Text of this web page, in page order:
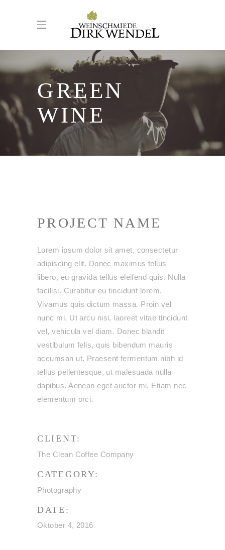
GREEN
WINE
PROJECT NAME
Lorem ipsum dolor sit amet, consectetur
adipiscing elit. Donec maximus tellus
libero, eu gravida tellus eleifend quis. Nulla
facilisi. Curabitur eu tincidunt lorem.
Vivamus quis dictum massa. Proin vel
nunc mi. Ut arcu nisi, laoreet vitae tincidunt
vel, vehicula vel diam. Donec blandit
vestibulum felis, quis bibendum mauris
accumsan ut. Praesent fermentum nibh id
tellus pellentesque, ut malesuada nulla
dapibus. Aenean eget auctor mi. Etiam nec
elementum orci.
CLIENT:
The Clean Coffee Company
CATEGORY:
Photography
DATE:
Oktober 4, 2016